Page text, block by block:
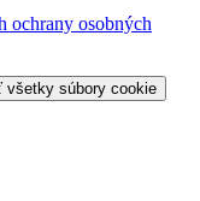
ochrany osobných
všetky súbory cookie